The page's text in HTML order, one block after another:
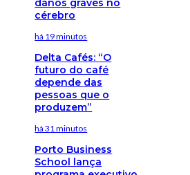
danos graves no
cérebro
há 19 minutos
Delta Cafés: “O
futuro do café
depende das
pessoas que o
produzem”
há 31 minutos
Porto Business
School lança